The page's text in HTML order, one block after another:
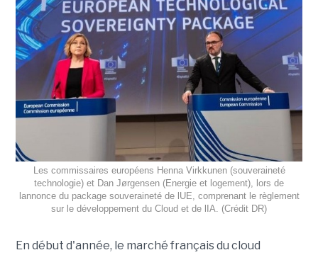
Les commissaires européens Henna Virkkunen (souveraineté
technologie) et Dan Jørgensen (Energie et logement), lors de
lannonce du package souveraineté de lUE, comprenant le règlement
sur le développement du Cloud et de lIA. (Crédit DR)
En début d'année, le marché français du cloud